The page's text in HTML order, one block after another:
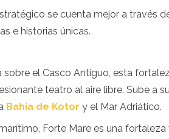
se cuenta mejor a través
e historias únicas.
sobre el Casco Antiguo, esta
teatro al aire libre. Sube a
Bahía de Kotor y el Mar Adriático.
Forte Mare es una